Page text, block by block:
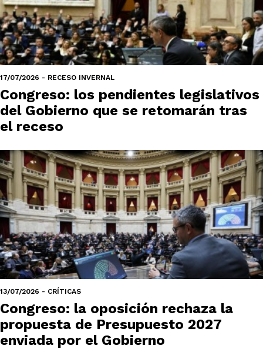
17/07/2026 - RECESO INVERNAL
Congreso: los pendientes legislativos
del Gobierno que se retomarán tras
el receso
13/07/2026 - CRÍTICAS
Congreso: la oposición rechaza la
propuesta de Presupuesto 2027
enviada por el Gobierno